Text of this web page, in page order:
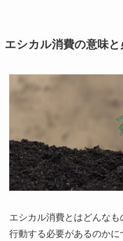
エシカル消費の意味と
エシカル消費とはどんな
行動する必要があるのかに